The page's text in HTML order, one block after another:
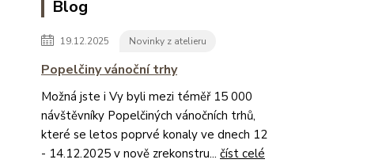
Blog
19.12.2025 Novinky z atelieru
Popelčiny vánoční trhy
Možná jste i Vy byli mezi téměř 15 000
návštěvníky Popelčiných vánočních trhů,
které se letos poprvé konaly ve dnech 12
- 14.12.2025 v nově zrekonstru... číst celé